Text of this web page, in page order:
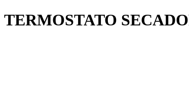
TERMOSTATO